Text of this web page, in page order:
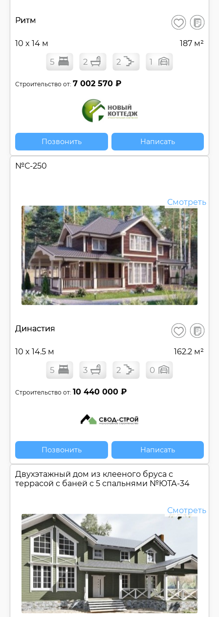
Ритм Сохранить
В
10 x 14 м 187 м²
5 2 2 1
Строительство от: 7 002 570 ₽
Позвонить Написать
№С-250
Смотреть
Династия Сохранить
В
10 x 14.5 м 162.2 м²
5 3 2 0
Строительство от: 10 440 000 ₽
Позвонить Написать
Двухэтажный дом из клееного бруса c
террасой с баней с 5 спальнями №ЮТА-34
Смотреть